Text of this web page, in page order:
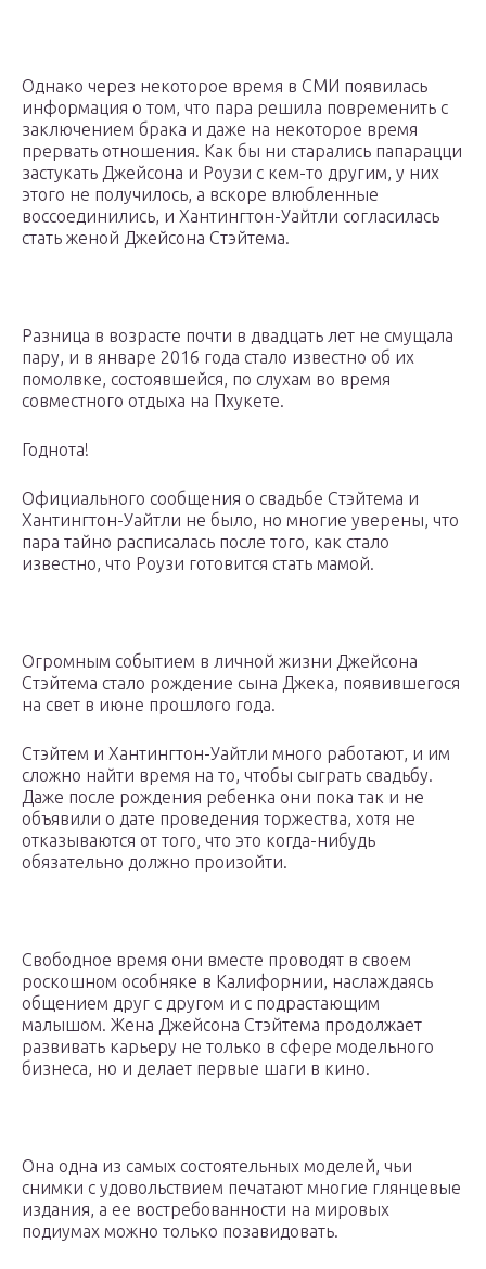
Однако через некоторое время в СМИ появилась
информация о том, что пара решила повременить с
заключением брака и даже на некоторое время
прервать отношения. Как бы ни старались папарацци
застукать Джейсона и Роузи с кем-то другим, у них
этого не получилось, а вскоре влюбленные
воссоединились, и Хантингтон-Уайтли согласилась
стать женой Джейсона Стэйтема.
Разница в возрасте почти в двадцать лет не смущала
пару, и в январе 2016 года стало известно об их
помолвке, состоявшейся, по слухам во время
совместного отдыха на Пхукете.
Годнота!
Официального сообщения о свадьбе Стэйтема и
Хантингтон-Уайтли не было, но многие уверены, что
пара тайно расписалась после того, как стало
известно, что Роузи готовится стать мамой.
Огромным событием в личной жизни Джейсона
Стэйтема стало рождение сына Джека, появившегося
на свет в июне прошлого года.
Стэйтем и Хантингтон-Уайтли много работают, и им
сложно найти время на то, чтобы сыграть свадьбу.
Даже после рождения ребенка они пока так и не
объявили о дате проведения торжества, хотя не
отказываются от того, что это когда-нибудь
обязательно должно произойти.
Свободное время они вместе проводят в своем
роскошном особняке в Калифорнии, наслаждаясь
общением друг с другом и с подрастающим
малышом. Жена Джейсона Стэйтема продолжает
развивать карьеру не только в сфере модельного
бизнеса, но и делает первые шаги в кино.
Она одна из самых состоятельных моделей, чьи
снимки с удовольствием печатают многие глянцевые
издания, а ее востребованности на мировых
подиумах можно только позавидовать.